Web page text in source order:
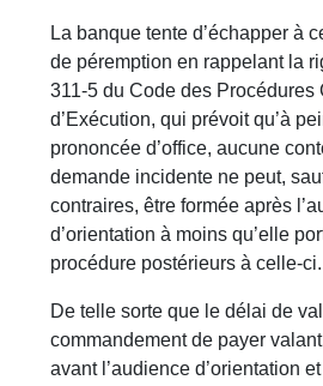
La banque tente d’échapper à
de péremption en rappelant la
311-5 du Code des Procédures
d’Exécution, qui prévoit qu’à
prononcée d’office, aucune
demande incidente ne peut,
contraires, être formée après
d’orientation à moins qu’elle
procédure postérieurs à celle-ci.
De telle sorte que le délai de
commandement de payer
avant l’audience d’orientation